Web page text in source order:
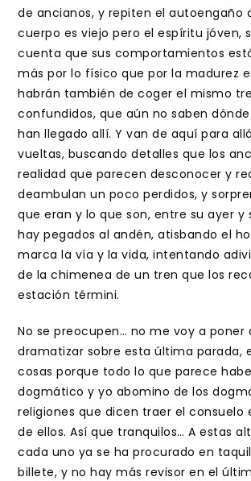
de ancianos, y repiten el autoengaño
cuerpo es viejo pero el espíritu jóven,
cuenta que sus comportamientos
más por lo físico que por la madurez
habrán también de coger el mismo
confundidos, que aún no saben
han llegado allí. Y van de aquí para
vueltas, buscando detalles que los
realidad que parecen desconocer y
deambulan un poco perdidos, y
que eran y lo que son, entre su ayer y
hay pegados al andén, atisbando el
marca la vía y la vida, intentando
de la chimenea de un tren que los
estación términi.
No se preocupen… no me voy a poner
dramatizar sobre esta última parada,
cosas porque todo lo que parece
dogmático y yo abomino de los
religiones que dicen traer el consuelo
de ellos. Así que tranquilos… A estas
cada uno ya se ha procurado en
billete, y no hay más revisor en el